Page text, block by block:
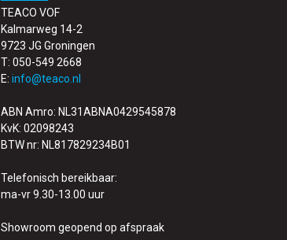
TEACO VOF
Kalmarweg 14-2
9723 JG Groningen
T: 050-549 2668
E: info@teaco.nl
ABN Amro: NL31ABNA0429545878
KvK: 02098243
BTW nr: NL817829234B01
Telefonisch bereikbaar:
ma-vr 9.30-13.00 uur
Showroom geopend op afspraak